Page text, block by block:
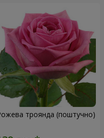
троянда (поштучно)